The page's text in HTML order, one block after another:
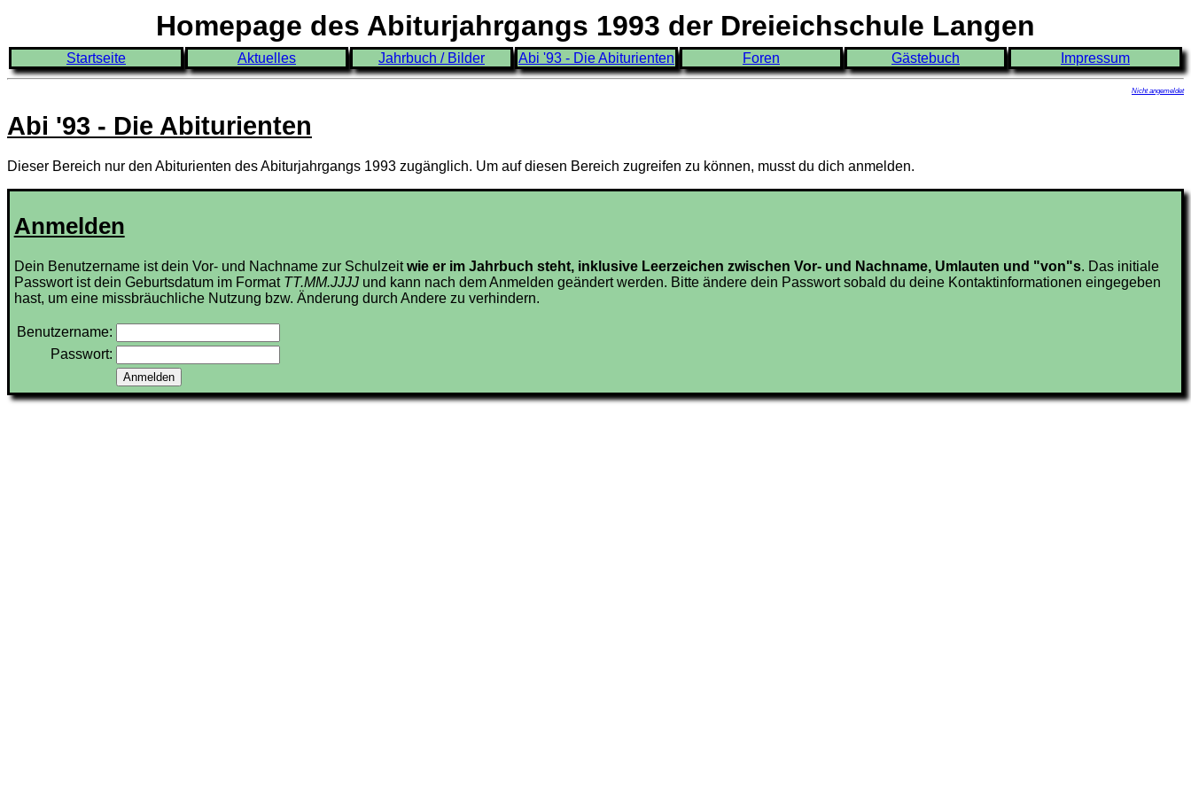
Homepage des Abiturjahrgangs 1993 der Dreieichschule Langen
Startseite Aktuelles Jahrbuch / Bilder Abi '93 - Die Abiturienten Foren Gästebuch Impressum
Nicht angemeldet
Abi '93 - Die Abiturienten
Dieser Bereich nur den Abiturienten des Abiturjahrgangs 1993 zugänglich. Um auf diesen Bereich zugreifen zu können, musst du dich anmelden.
Anmelden
Dein Benutzername ist dein Vor- und Nachname zur Schulzeitwie er im Jahrbuch steht, inklusive Leerzeichen zwischen Vor- und Nachname, Umlauten und "von"s. Das initiale
Passwort ist dein Geburtsdatum im Format TT.MM.JJJJund kann nach dem Anmelden geändert werden. Bitte ändere dein Passwort sobald du deine Kontaktinformationen eingegeben
hast, um eine missbräuchliche Nutzung bzw. Änderung durch Andere zu verhindern.
Benutzername:
Passwort: